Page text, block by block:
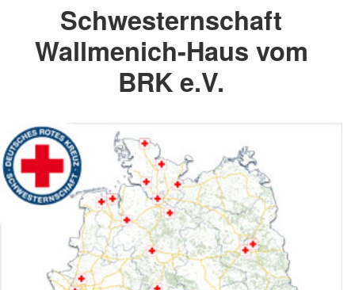
Schwesternschaft
Wallmenich-Haus vom
BRK e.V.